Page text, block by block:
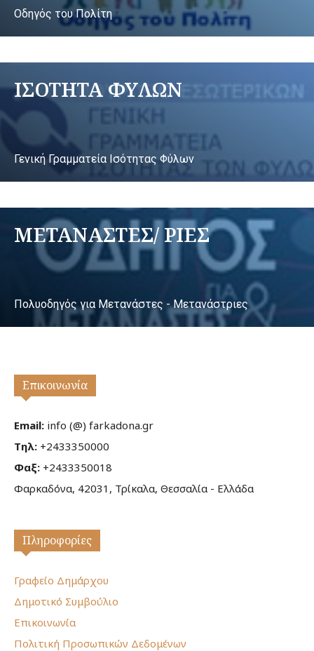
Οδηγός του Πολίτη
ΙΣΟΤΗΤΑ ΦΥΛΩΝ
Γενική Γραμματεία Ισότητας Φύλων
ΜΕΤΑΝΑΣΤΕΣ/ ΡΙΕΣ
Πολυοδηγός για Μετανάστες - Μετανάστριες
Επικοινωνία
Email: info (@) farkadona.gr
Τηλ: +2433350000
Φαξ: +2433350018
Φαρκαδόνα, 42031, Τρίκαλα, Θεσσαλία - Ελλάδα
Πληροφορίες
Γραφείο Δημάρχου
Δημοτικό Συμβούλιο
Επικοινωνία
Πολιτική Προσωπικών Δεδομένων